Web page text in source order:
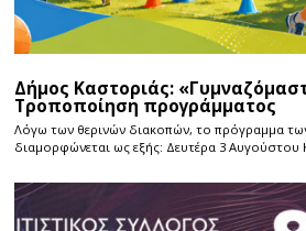
Δήμος Καστοριάς:
Τροποποίηση προγράμματος
Λόγω των θερινών διακοπών, το πρόγραμμα
διαμορφώνεται ως εξής: Δευτέρα 3